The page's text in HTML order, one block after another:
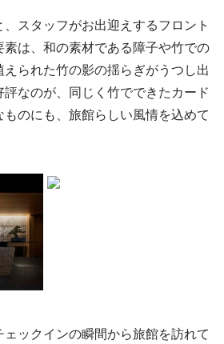
スタッフがお出迎えするフロント
は、和の素材である障子や竹での
られた竹の影の揺らぎがうつし出
なのが、同じく竹でできたカード
のにも、旅館らしい風情を込めて
ックインの瞬間から旅館を訪れて